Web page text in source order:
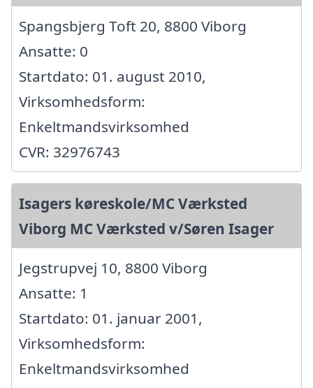
Spangsbjerg Toft 20, 8800 Viborg
Ansatte: 0
Startdato: 01. august 2010,
Virksomhedsform:
Enkeltmandsvirksomhed
CVR: 32976743
Isagers køreskole/MC Værksted
Viborg MC Værksted v/Søren Isager
Jegstrupvej 10, 8800 Viborg
Ansatte: 1
Startdato: 01. januar 2001,
Virksomhedsform:
Enkeltmandsvirksomhed